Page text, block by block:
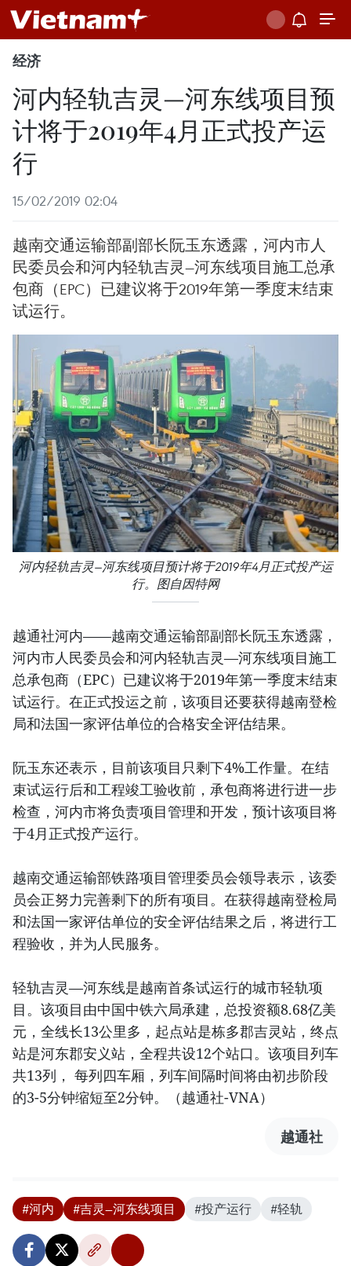
经济
河内轻轨吉灵—河东线项目预
计将于2019年4月正式投产运
行
15/02/2019 02:04
越南交通运输部副部长阮玉东透露，河内市人
民委员会和河内轻轨吉灵—河东线项目施工总承
包商（EPC）已建议将于2019年第一季度末结束
试运行。
河内轻轨吉灵—河东线项目预计将于2019年4月正式投产运
行。图自因特网
越通社河内——越南交通运输部副部长阮玉东透露，
河内市人民委员会和河内轻轨吉灵—河东线项目施工
总承包商（EPC）已建议将于2019年第一季度末结束
试运行。在正式投运之前，该项目还要获得越南登检
局和法国一家评估单位的合格安全评估结果。
阮玉东还表示，目前该项目只剩下4%工作量。在结
束试运行后和工程竣工验收前，承包商将进行进一步
检查，河内市将负责项目管理和开发，预计该项目将
于4月正式投产运行。
越南交通运输部铁路项目管理委员会领导表示，该委
员会正努力完善剩下的所有项目。在获得越南登检局
和法国一家评估单位的安全评估结果之后，将进行工
程验收，并为人民服务。
轻轨吉灵—河东线是越南首条试运行的城市轻轨项
目。该项目由中国中铁六局承建，总投资额8.68亿美
元，全线长13公里多，起点站是栋多郡吉灵站，终点
站是河东郡安义站，全程共设12个站口。该项目列车
共13列， 每列四车厢，列车间隔时间将由初步阶段
的3-5分钟缩短至2分钟。（越通社-VNA）
越通社
#河内 #吉灵—河东线项目 #投产运行 #轻轨